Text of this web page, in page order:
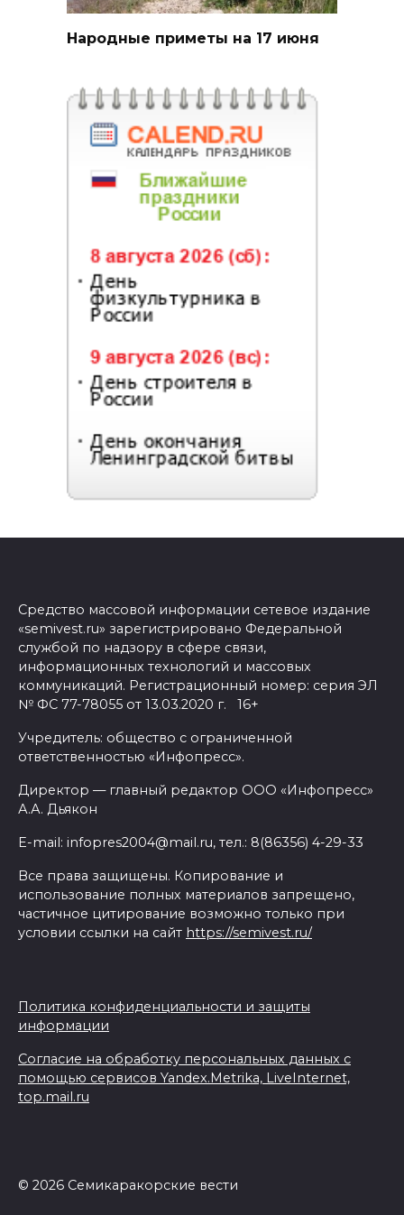
Народные приметы на 17 июня
Средство массовой информации сетевое издание
«semivest.ru» зарегистрировано Федеральной
службой по надзору в сфере связи,
информационных технологий и массовых
коммуникаций. Регистрационный номер: серия ЭЛ
№ ФС 77-78055 от 13.03.2020 г. 16+
Учредитель: общество с ограниченной
ответственностью «Инфопресс».
Директор — главный редактор ООО «Инфопресс»
А.А. Дьякон
E-mail: infopres2004@mail.ru, тел.: 8(86356) 4-29-33
Все права защищены. Копирование и
использование полных материалов запрещено,
частичное цитирование возможно только при
условии ссылки на сайт https://semivest.ru/
Политика конфиденциальности и защиты
информации
Согласие на обработку персональных данных с
помощью сервисов Yandex.Metrika, LiveInternet,
top.mail.ru
© 2026 Семикаракорские вести